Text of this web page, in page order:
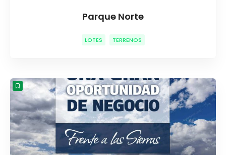
Parque Norte
LOTES TERRENOS